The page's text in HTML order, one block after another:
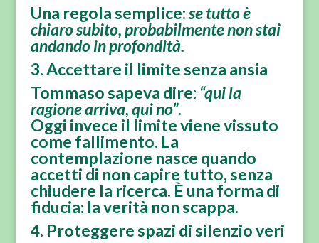
Una regola semplice:se tutto è
chiaro subito, probabilmente non stai
andando in profondità.
3. Accettare il limite senza ansia
Tommaso sapeva dire: “qui la
ragione arriva, qui no”.
Oggi invece il limite viene vissuto
come fallimento. La
contemplazione nasce quando
accetti di non capire tutto, senza
chiudere la ricerca. È una forma di
fiducia: la verità non scappa.
4. Proteggere spazi di silenzio veri